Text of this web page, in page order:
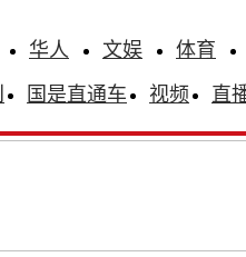
华人 文娱 体育
国是直通车 视频 直